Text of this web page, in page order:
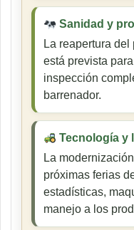
Sanidad y
La reapertura
está prevista
inspección
barrenador.
Tecnología y
La
próximas ferias
estadísticas,
manejo a los